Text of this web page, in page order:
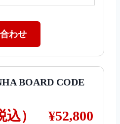
わせ
BOARD CODE
） ¥52,800